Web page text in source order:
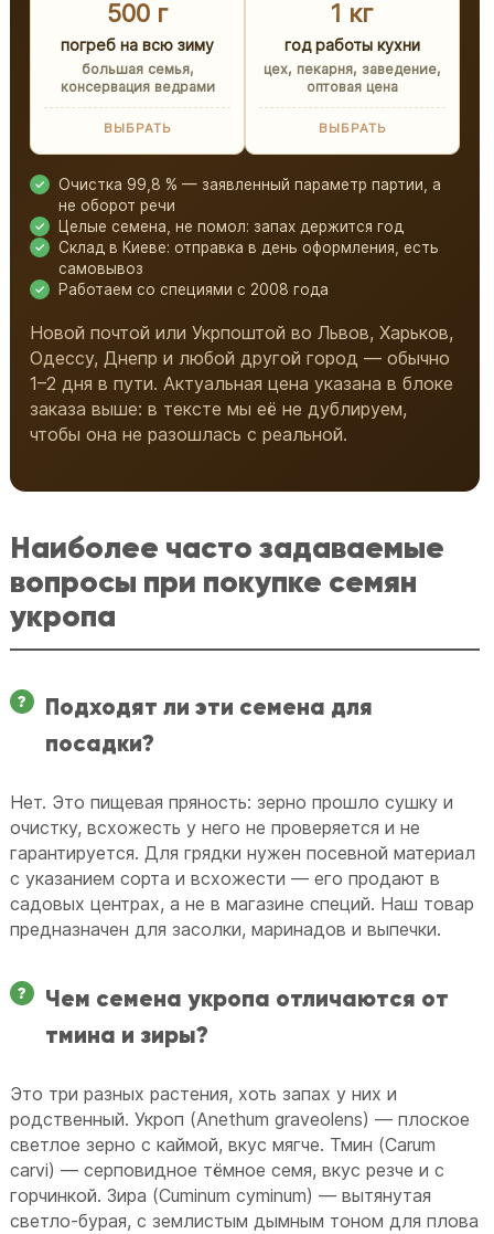
500 г
погреб на всю зиму
большая семья,
консервация ведрами
ВЫБРАТЬ
1 кг
год работы кухни
цех, пекарня, заведение,
оптовая цена
ВЫБРАТЬ
Очистка 99,8 % — заявленный параметр партии, а
не оборот речи
Целые семена, не помол: запах держится год
Склад в Киеве: отправка в день оформления, есть
самовывоз
Работаем со специями с 2008 года
Новой почтой или Укрпоштой во Львов, Харьков,
Одессу, Днепр и любой другой город — обычно
1–2 дня в пути. Актуальная цена указана в блоке
заказа выше: в тексте мы её не дублируем,
чтобы она не разошлась с реальной.
Наиболее часто задаваемые
вопросы при покупке семян
укропа
Подходят ли эти семена для
посадки?
Нет. Это пищевая пряность: зерно прошло сушку и
очистку, всхожесть у него не проверяется и не
гарантируется. Для грядки нужен посевной материал
с указанием сорта и всхожести — его продают в
садовых центрах, а не в магазине специй. Наш товар
предназначен для засолки, маринадов и выпечки.
Чем семена укропа отличаются от
тмина и зиры?
Это три разных растения, хоть запах у них и
родственный. Укроп (Anethum graveolens) — плоское
светлое зерно с каймой, вкус мягче. Тмин (Carum
carvi) — серповидное тёмное семя, вкус резче и с
горчинкой. Зира (Cuminum cyminum) — вытянутая
светло-бурая, с землистым дымным тоном для плова